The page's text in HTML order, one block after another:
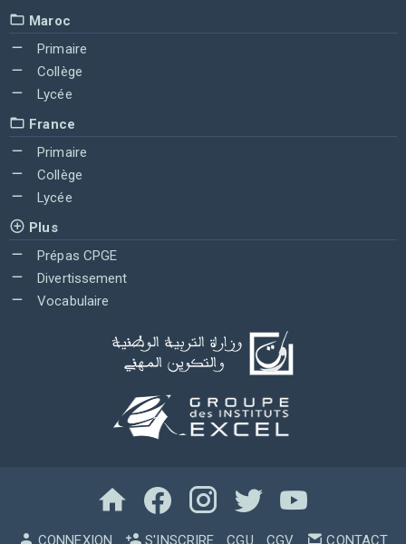
Maroc
Primaire
Collège
Lycée
France
Primaire
Collège
Lycée
Plus
Prépas CPGE
Divertissement
Vocabulaire
CONNEXION S'INSCRIRE CGU CGV CONTACT